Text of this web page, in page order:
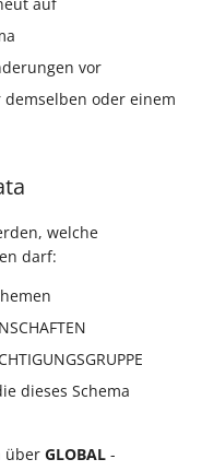
vor
demselben oder einem
welche
darf:
dieses Schema
über GLOBAL -